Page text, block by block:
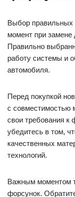
Выбор
момент при
Правильно
работу системы и
автомобиля.
Перед покупкой
с совместимостью
свои требования
убедитесь в том,
качественных
технологий.
Важным моментом
форсунок.